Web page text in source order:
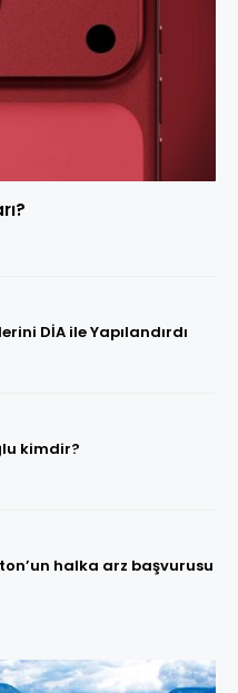
DİA ile Yapılandırdı
kimdir?
başvurusu